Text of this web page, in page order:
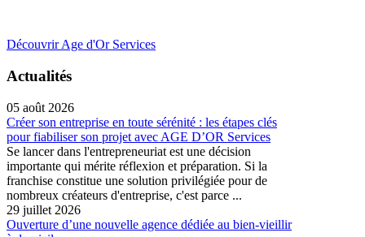
Découvrir Age d'Or Services
Actualités
05 août 2026
Créer son entreprise en toute sérénité : les étapes clés
pour fiabiliser son projet avec AGE D’OR Services
Se lancer dans l'entrepreneuriat est une décision
importante qui mérite réflexion et préparation. Si la
franchise constitue une solution privilégiée pour de
nombreux créateurs d'entreprise, c'est parce ...
29 juillet 2026
Ouverture d’une nouvelle agence dédiée au bien-vieillir